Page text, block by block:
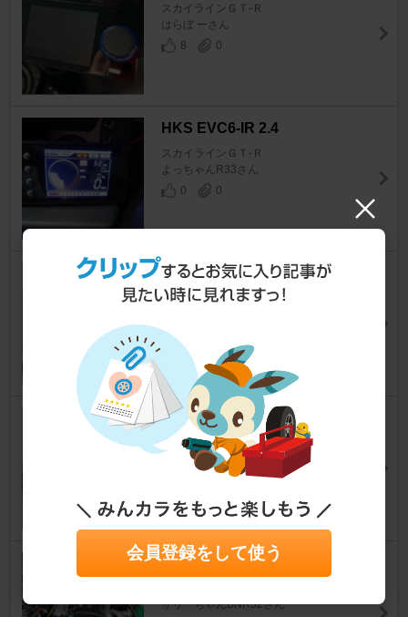
スカイラインＧＴ‐Ｒ
はらぼ ーさん
8
0
HKS EVC6-IR 2.4
スカイラインＧＴ‐Ｒ
よっちゃんR33さん
0
0
HKS EVC-S2
スカイラインＧＴ‐Ｒ
日産(純正) BCNR33 純正タービ
ンアウトレット
スカイラインＧＴ‐Ｒ
Mハゼットさん
4
ワーキーメイト RB28
サリーちゃんBNR32さん
会員登録をして使う